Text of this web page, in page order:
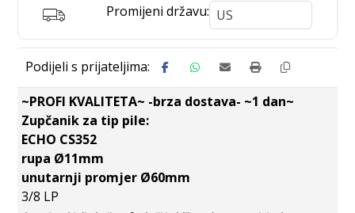
Promijeni državu:
~PROFI KVALITETA~ -brza dostava- ~1 dan~
Zupčanik za tip pile:
ECHO CS352
rupa Ø11mm
unutarnji promjer Ø60mm
3/8 LP